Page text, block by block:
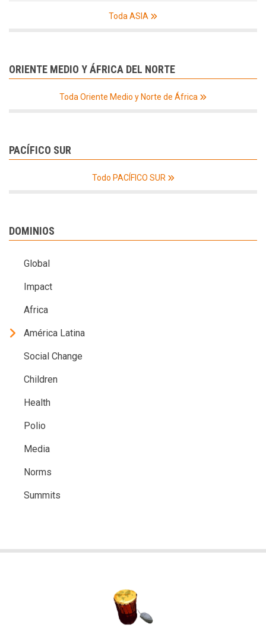
Toda ASIA
ORIENTE MEDIO Y ÁFRICA DEL NORTE
Toda Oriente Medio y Norte de África
PACÍFICO SUR
Todo PACÍFICO SUR
DOMINIOS
Global
Impact
Africa
América Latina
Social Change
Children
Health
Polio
Media
Norms
Summits